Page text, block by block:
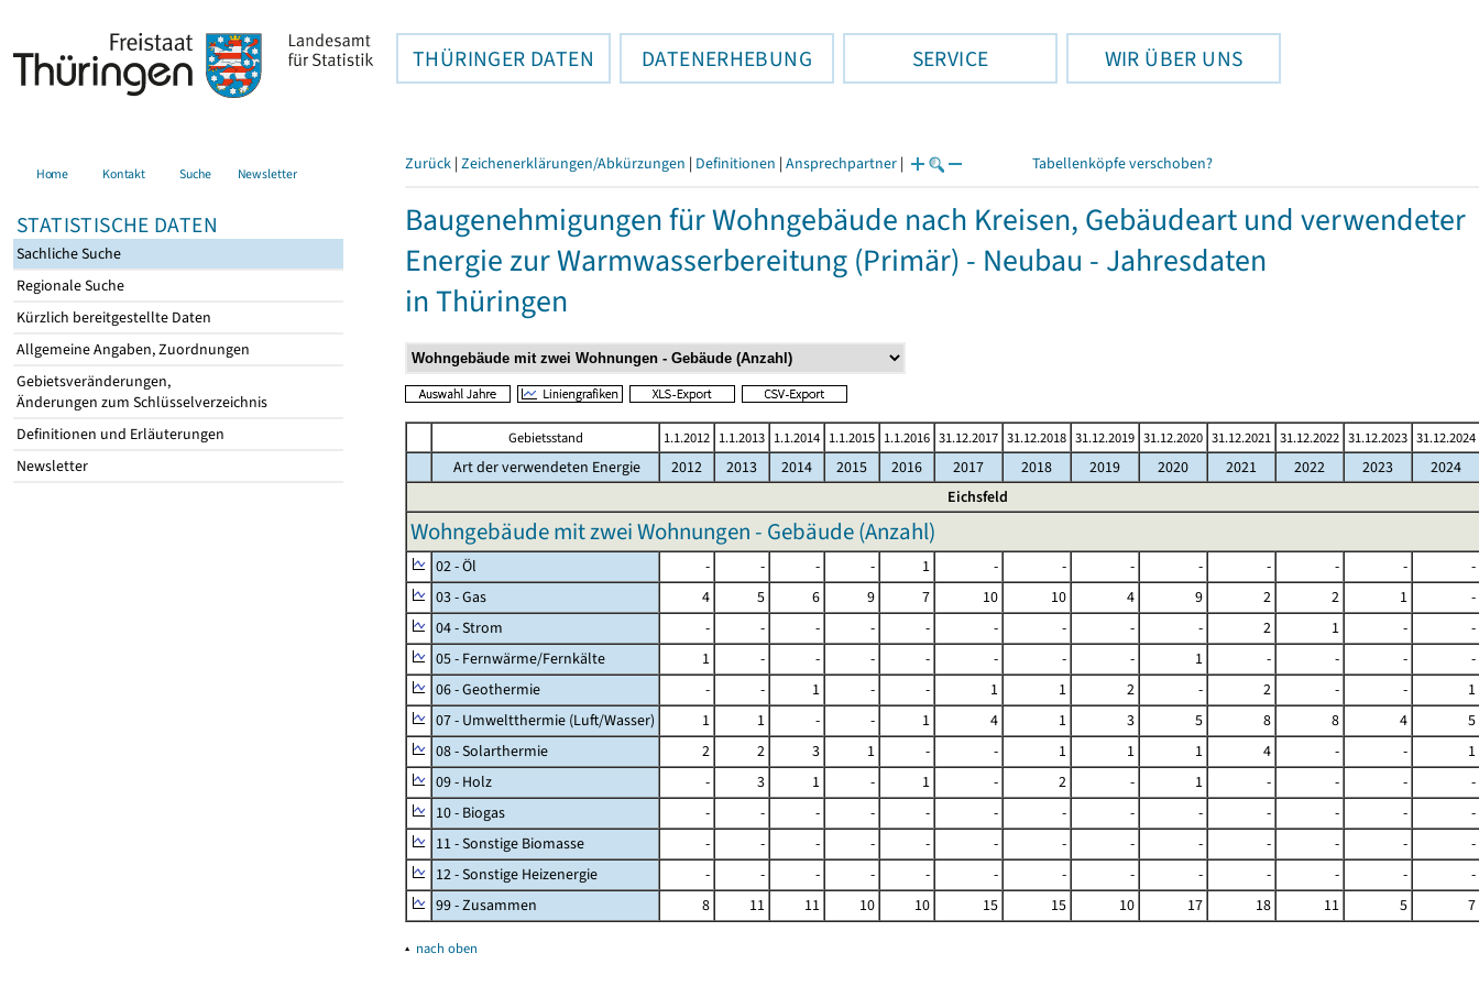
THÜRINGER DATEN DATENERHEBUNG SERVICE WIR ÜBER UNS
Home Kontakt Suche Newsletter
STATISTISCHE DATEN
Sachliche Suche
Regionale Suche
Kürzlich bereitgestellte Daten
Allgemeine Angaben, Zuordnungen
Gebietsveränderungen,
Änderungen zum Schlüsselverzeichnis
Definitionen und Erläuterungen
Newsletter
Zurück | Zeichenerklärungen/Abkürzungen | Definitionen | Ansprechpartner | Tabellenköpfe verschoben?
Baugenehmigungen für Wohngebäude nach Kreisen, Gebäudeart und verwendeter
Energie zur Warmwasserbereitung (Primär) - Neubau - Jahresdaten
in Thüringen
Gebietsstand 1.1.2012 1.1.2013 1.1.2014 1.1.2015 1.1.2016 31.12.2017 31.12.2018 31.12.2019 31.12.2020 31.12.2021 31.12.2022 31.12.2023 31.12.2024
Art der verwendeten Energie 2012 2013 2014 2015 2016 2017 2018 2019 2020 2021 2022 2023
2024
Eichsfeld
Wohngebäude mit zwei Wohnungen - Gebäude (Anzahl)
02 - Öl - - - - 1 - - - - - - -
-
03 - Gas
4 5 6 9 7 10 10 4 9 2 2 1
-
04 - Strom
- - - - - - - - - 2 1 -
-
05 - Fernwärme/Fernkälte
1 - - - - - - - 1 - - -
-
06 - Geothermie
- - 1 - - 1 1 2 - 2 - -
1
07 - Umweltthermie (Luft/Wasser)
1 1 - - 1 4 1 3 5 8 8 4
5
08 - Solarthermie
2 2 3 1 - - 1 1 1 4 - -
1
09 - Holz
- 3 1 - 1 - 2 - 1 - - -
-
10 - Biogas
- - - - - - - - - - - -
-
11 - Sonstige Biomasse
- - - - - - - - - - - -
-
12 - Sonstige Heizenergie
- - - - - - - - - - - -
-
99 - Zusammen
8 11 11 10 10 15 15 10 17 18 11 5 7
▴ nach oben